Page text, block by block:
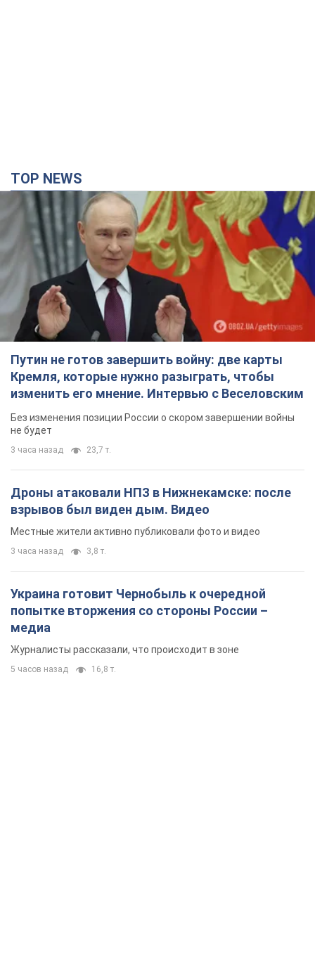
TOP NEWS
Путин не готов завершить войну: две карты
Кремля, которые нужно разыграть, чтобы
изменить его мнение. Интервью с Веселовским
Без изменения позиции России о скором завершении войны
не будет
3 часа назад 23,7 т.
Дроны атаковали НПЗ в Нижнекамске: после
взрывов был виден дым. Видео
Местные жители активно публиковали фото и видео
3 часа назад 3,8 т.
Украина готовит Чернобыль к очередной
попытке вторжения со стороны России –
медиа
Журналисты рассказали, что происходит в зоне
5 часов назад 16,8 т.